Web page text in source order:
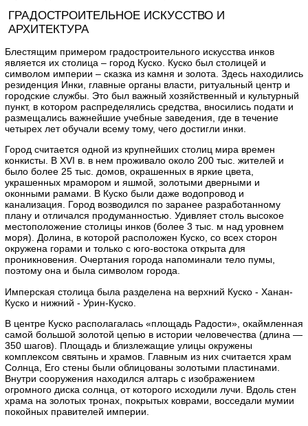
ГРАДОСТРОИТЕЛЬНОЕ ИСКУССТВО И
АРХИТЕКТУРА
Блестящим примером градостроительного искусства инков
является их столица – город Куско. Куско был столицей и
символом империи – сказка из камня и золота. Здесь находились
резиденция Инки, главные органы власти, ритуальный центр и
городские службы. Это был важный хозяйственный и культурный
пункт, в котором распределялись средства, вносились подати и
размещались важнейшие учебные заведения, где в течение
четырех лет обучали всему тому, чего достигли инки.
Город считается одной из крупнейших столиц мира времен
конкисты. В XVI в. в нем проживало около 200 тыс. жителей и
было более 25 тыс. домов, окрашенных в яркие цвета,
украшенных мрамором и яшмой, золотыми дверными и
оконными рамами. В Куско были даже водопровод и
канализация. Город возводился по заранее разработанному
плану и отличался продуманностью. Удивляет столь высокое
местоположение столицы инков (более 3 тыс. м над уровнем
моря). Долина, в которой расположен Куско, со всех сторон
окружена горами и только с юго-востока открыта для
проникновения. Очертания города напоминали тело пумы,
поэтому она и была символом города.
Имперская столица была разделена на верхний Куско - Ханан-
Куско и нижний - Урин-Куско.
В центре Куско располагалась «площадь Радости», окаймленная
самой большой золотой цепью в истории человечества (длина —
350 шагов). Площадь и близлежащие улицы окружены
комплексом святынь и храмов. Главным из них считается храм
Солнца, Его стены были облицованы золотыми пластинами.
Внутри сооружения находился алтарь с изображением
огромного диска солнца, от которого исходили лучи. Вдоль стен
храма на золотых тронах, покрытых коврами, восседали мумии
покойных правителей империи.